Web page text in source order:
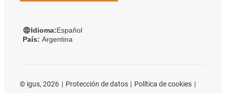
Idioma:Español
País: Argentina
© igus, 2026 Protección de datos
Política de cookies